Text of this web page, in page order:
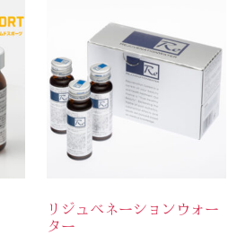
リジュベネーションウォー
ター